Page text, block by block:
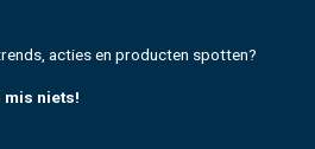
acties en producten spotten?
mis niets!